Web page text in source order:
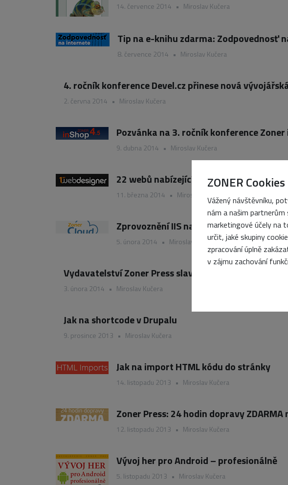
ZONER Cookies
Vážený návštěvníku,
nám a našim
marketingové účely na
určit, jaké skupiny
zpracování úplně
v zájmu zachování
14. července 2014 • Miroslav Kučera
Tip na e-knihu zdarma: Zodpovednosť
8. července 2014 • Miroslav Kučera
4. ročník konference Devel.cz přinese nová
2. června 2014 • Miroslav Kučera
Pozvánka na 3. ročník konference
9. dubna 2014 • Miroslav Kučera
22 webů nabízejících prvky WWW
11. března 2014 • Miroslav Kučera
Zprovoznění IIS na Zoner Cloudu s
5. února 2014 • Miroslav Kučera
Vydavatelství Zoner Press slaví 10 let!
3. února 2014 • Miroslav Kučera
Jak na shortcode v Drupalu
9. prosince 2013 • Miroslav Kučera
Jak na import HTML kódu do stránky
14. listopadu 2013 • Miroslav Kučera
Zoner Press: 24 hodin dopravy ZDARMA
12. listopadu 2013 • Miroslav Kučera
Vývoj her pro Android – profesionálně
5. listopadu 2013 • Miroslav Kučera